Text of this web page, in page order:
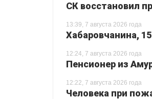
СК восстановил
13:39, 7 августа 2026 года
Хабаровчанина,
12:24, 7 августа 2026 года
Пенсионер из
12:22, 7 августа 2026 года
Человека при